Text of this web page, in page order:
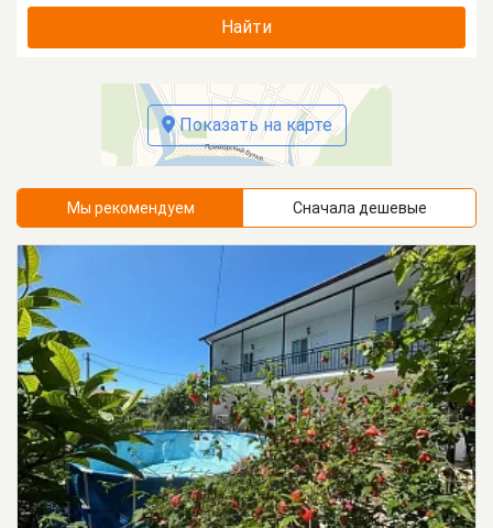
Найти
Показать на карте
Мы рекомендуем Сначала дешевые